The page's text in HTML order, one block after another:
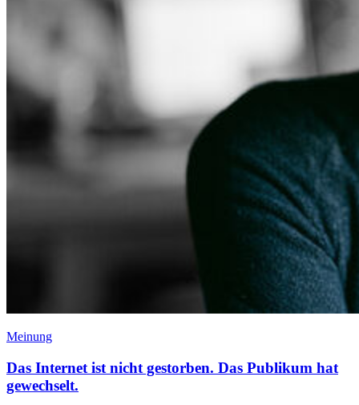
Meinung
Das Internet ist nicht gestorben. Das Publikum hat
gewechselt.